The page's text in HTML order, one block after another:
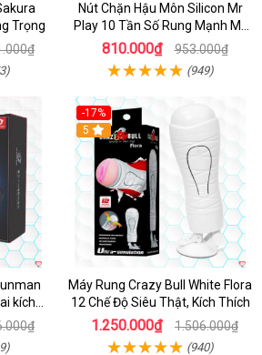
Trọng
Nút Chặn Hậu Môn Silicon Mr
Play 10 Tần Số Rung Mạnh Mẽ
Kích Thích
810.000₫ 953.000₫
(949)
kích
-17%
5
Máy Rung Crazy Bull White Flora
12 Chế Độ Siêu Thật, Kích Thích
1.250.000₫ 1.506.000₫
(940)